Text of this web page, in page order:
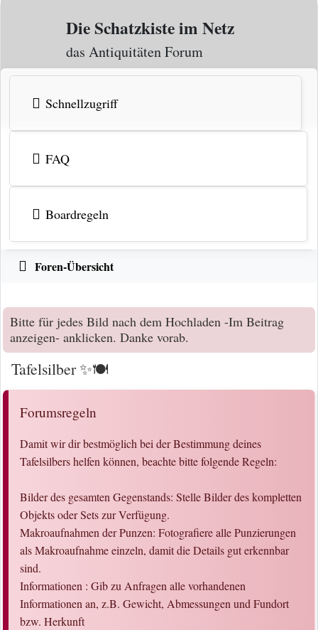
Zum Inhalt
Die Schatzkiste im Netz
das Antiquitäten Forum
Schnellzugriff
FAQ
Boardregeln
Foren-Übersicht
Bitte für jedes Bild nach dem Hochladen -Im Beitrag
anzeigen- anklicken. Danke vorab.
Tafelsilber ✨🍽️
Forumsregeln
Damit wir dir bestmöglich bei der Bestimmung deines
Tafelsilbers helfen können, beachte bitte folgende Regeln:
Bilder des gesamten Gegenstands: Stelle Bilder des kompletten
Objekts oder Sets zur Verfügung.
Makroaufnahmen der Punzen: Fotografiere alle Punzierungen
als Makroaufnahme einzeln, damit die Details gut erkennbar
sind.
Informationen : Gib zu Anfragen alle vorhandenen
Informationen an, z.B. Gewicht, Abmessungen und Fundort
bzw. Herkunft